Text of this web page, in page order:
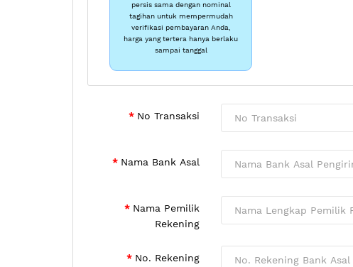
persis sama dengan nominal
tagihan untuk mempermudah
verifikasi pembayaran Anda,
harga yang tertera hanya berlaku
sampai tanggal
No Transaksi
Nama Bank Asal
Nama Pemilik
Rekening
No. Rekening